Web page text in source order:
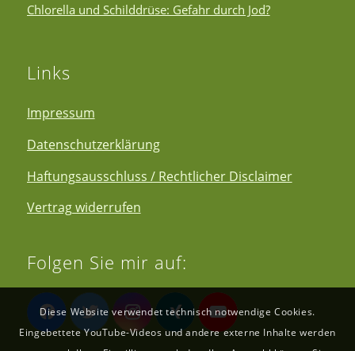
Chlorella und Schilddrüse: Gefahr durch Jod?
Links
Impressum
Datenschutzerklärung
Haftungsausschluss / Rechtlicher Disclaimer
Vertrag widerrufen
Folgen Sie mir auf:
Diese Website verwendet technisch notwendige Cookies.
Eingebettete YouTube-Videos und andere externe Inhalte werden